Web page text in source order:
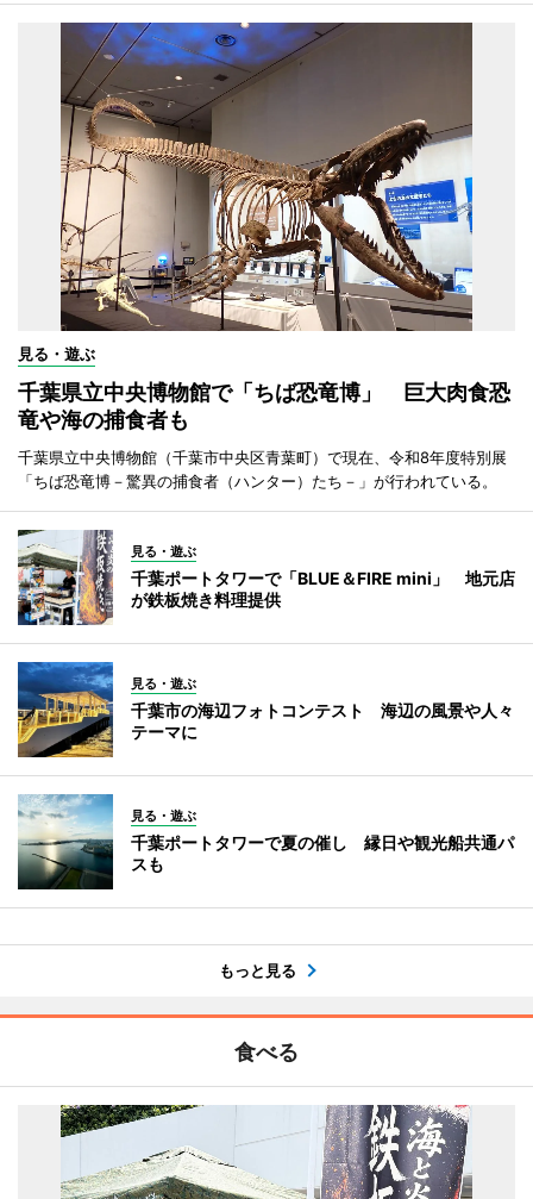
見る・遊ぶ
千葉県立中央博物館で「ちば恐竜博」 巨大肉食恐
竜や海の捕食者も
千葉県立中央博物館（千葉市中央区青葉町）で現在、令和8年度特別展
「ちば恐竜博－驚異の捕食者（ハンター）たち－」が行われている。
見る・遊ぶ
千葉ポートタワーで「BLUE＆FIRE mini」 地元店
が鉄板焼き料理提供
見る・遊ぶ
千葉市の海辺フォトコンテスト 海辺の風景や人々
テーマに
見る・遊ぶ
千葉ポートタワーで夏の催し 縁日や観光船共通パ
スも
もっと見る
食べる